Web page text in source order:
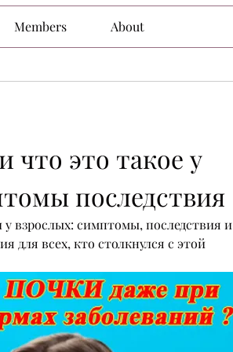
Members About
что это такое у
последствия
у взрослых: симптомы, последствия и
для всех, кто столкнулся с этой